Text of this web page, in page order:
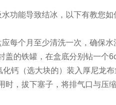
功能导致结冰，以下有教您如
每个月至少清洗一次，确保水
的铁罐，在盒底分别钻一个
钙（选大块的）装入厚尼龙布
，拔下塞子，将排气口与压